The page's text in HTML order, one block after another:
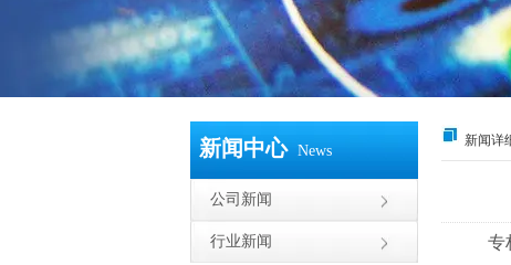
新闻中心 News
公司新闻
行业新闻
新闻详
专